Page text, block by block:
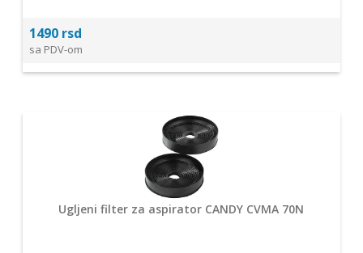
1490 rsd
sa PDV-om
Ugljeni filter za aspirator CANDY CVMA 70N